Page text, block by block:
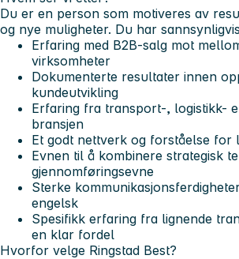
Du er en person som motiveres av
og nye muligheter. Du har
Erfaring med B2B-salg mot
virksomheter
Dokumenterte resultater innen
kundeutvikling
Erfaring fra transport-, logistikk-
bransjen
Et godt nettverk og forståelse for
Evnen til å kombinere strategisk
gjennomføringsevne
Sterke
engelsk
Spesifikk erfaring fra lignende
en klar fordel
Hvorfor velge Ringstad Best?